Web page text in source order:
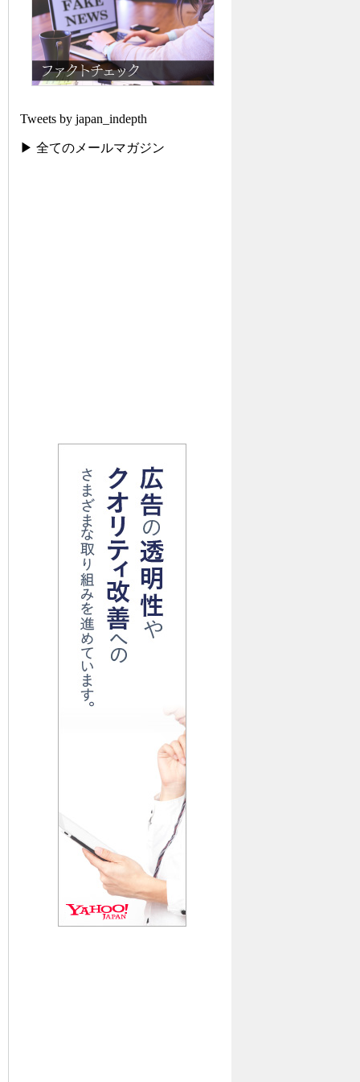
Tweets by japan_indepth
▶ 全てのメールマガジン